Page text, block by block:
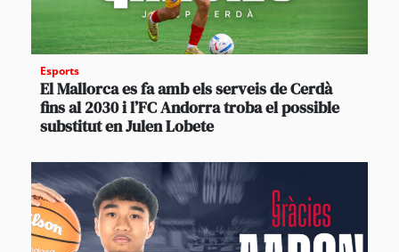
Esports
El Mallorca es fa amb els serveis de Cerdà
fins al 2030 i l’FC Andorra troba el possible
substitut en Julen Lobete